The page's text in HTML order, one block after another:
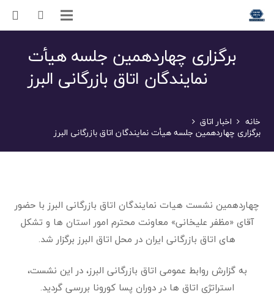
برگزاری چهاردهمین جلسه هیأت
نمایندگان اتاق بازرگانی البرز
خانه اخبار اتاق
برگزاری چهاردهمین جلسه هیأت نمایندگان اتاق بازرگانی البرز
چهاردهمین نشست هیات نمایندگان اتاق بازرگانی البرز با حضور
آقای «مظفر علیخانی» معاونت محترم امور استان ها و تشکل
های اتاق بازرگانی ایران در محل اتاق البرز برگزار شد.
به گزارش روابط عمومی اتاق بازرگانی البرز، در این نشست،
استراتژی اتاق ها در دوران پسا کورونا بررسی گردید.